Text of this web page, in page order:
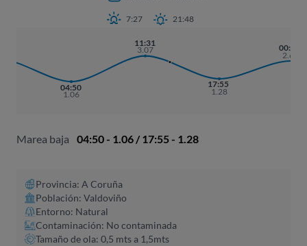
7:27 21:48
04:50
1.06
11:31
3.07
17:55
1.28
00:00
2.68
Marea baja 04:50 - 1.06 / 17:55 - 1.28
Provincia: A Coruña​
Población: Valdoviño
Entorno: Natural
Contaminación: No contaminada
Tamaño de ola: 0,5 mts a 1,5mts